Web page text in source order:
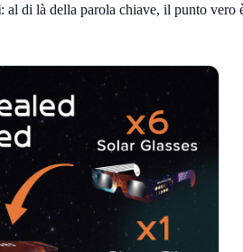
: al di là della parola chiave, il punto vero